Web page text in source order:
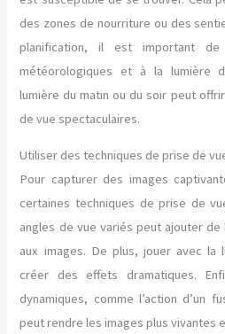
des zones de nourriture ou des
planification, il est important de
météorologiques et à la lumière
lumière du matin ou du soir peut
de vue spectaculaires.
Utiliser des techniques de prise de
Pour capturer des images
certaines techniques de prise de
angles de vue variés peut ajouter
aux images. De plus, jouer avec
créer des effets dramatiques.
dynamiques, comme l’action d’un
peut rendre les images plus vivantes